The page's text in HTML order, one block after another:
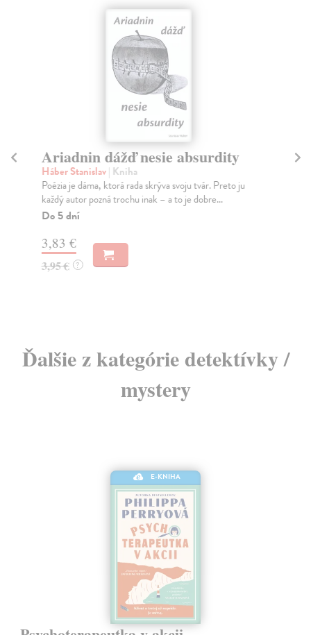
Ariadnin dážď nesie absurdity
Háber Stanislav| Kniha
Poézia je dáma, ktorá rada skrýva svoju tvár. Preto ju
každý autor pozná trochu inak – a to je dobre...
Do 5 dní
3,83 €
3,95 € ?
Ďalšie z kategórie detektívky /
mystery
E-KNIHA